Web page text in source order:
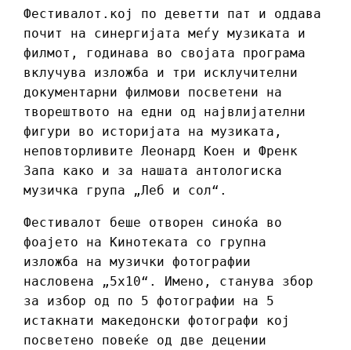
Фестивалот.кој по деветти пат и оддава
почит на синергијата меѓу музиката и
филмот, годинава во својата програма
вклучува изложба и три исклучителни
документарни филмови посветени на
творештвото на едни од највлијателни
фигури во историјата на музиката,
неповторливите Леонард Коен и Френк
Запа како и за нашата антологиска
музичка група „Леб и сол“.
Фестивалот беше отворен синоќа во
фоајето на Кинотеката со групна
изложба на музички фотографии
насловена „5х10“. Имено, станува збор
за избор од по 5 фотографии на 5
истакнати македонски фотографи кој
посветено повеќе од две децении